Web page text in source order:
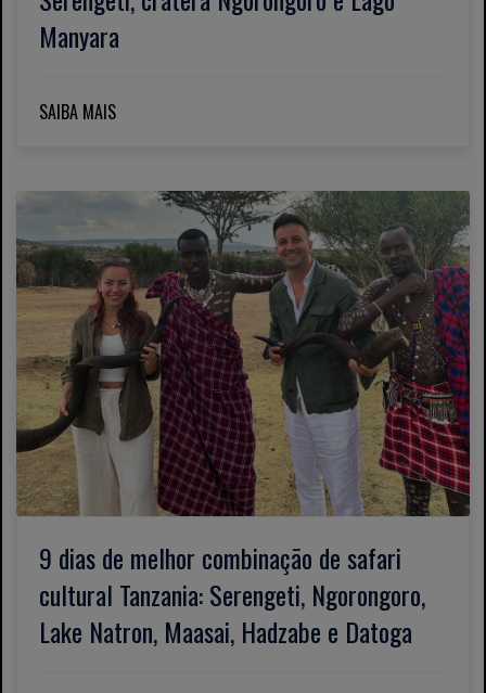
Manyara
SAIBA MAIS
9 dias de melhor combinação de safari
cultural Tanzania: Serengeti, Ngorongoro,
Lake Natron, Maasai, Hadzabe e Datoga